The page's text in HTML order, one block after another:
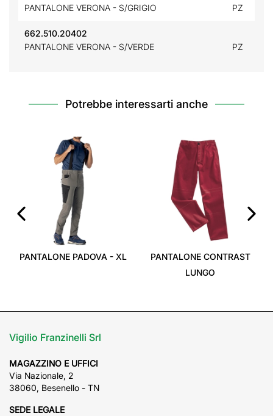
PANTALONE VERONA - S/GRIGIO
PZ
662.510.20402
PANTALONE VERONA - S/VERDE
PZ
Potrebbe interessarti anche
PANTALONE PADOVA - XL
PANTALONE CONTRAST
LUNGO
Vigilio Franzinelli Srl
MAGAZZINO E UFFICI
Via Nazionale, 2
38060, Besenello - TN
SEDE LEGALE